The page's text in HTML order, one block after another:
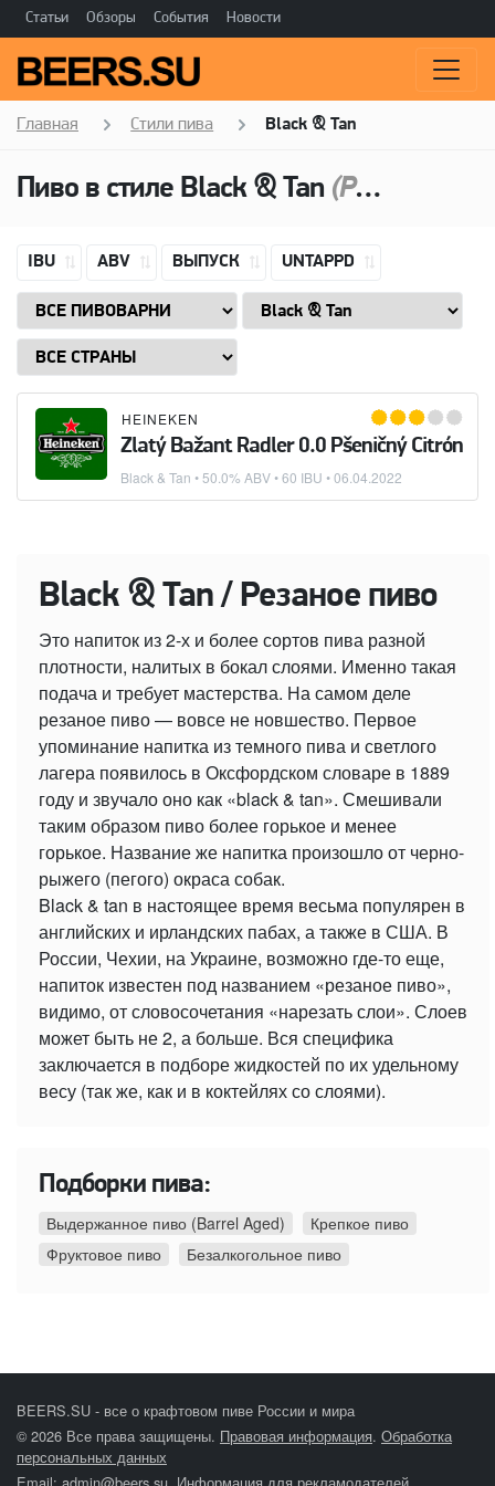
Статьи Обзоры События Новости
Главная Стили пива Black & Tan
Пиво в стиле Black & Tan (Резаное пиво)
IBU ABV ВЫПУСК UNTAPPD
HEINEKEN
Zlatý Bažant Radler 0.0 Pšeničný Citrón
Black & Tan • 50.0% ABV • 60 IBU •06.04.2022
Black & Tan / Резаное пиво
Это напиток из 2-х и более сортов пива разной
плотности, налитых в бокал слоями. Именно такая
подача и требует мастерства. На самом деле
резаное пиво — вовсе не новшество. Первое
упоминание напитка из темного пива и светлого
лагера появилось в Оксфордском словаре в 1889
году и звучало оно как «black & tan». Смешивали
таким образом пиво более горькое и менее
горькое. Название же напитка произошло от черно-
рыжего (пегого) окраса собак.
Black & tan в настоящее время весьма популярен в
английских и ирландских пабах, а также в США. В
России, Чехии, на Украине, возможно где-то еще,
напиток известен под названием «резаное пиво»,
видимо, от словосочетания «нарезать слои». Слоев
может быть не 2, а больше. Вся специфика
заключается в подборе жидкостей по их удельному
весу (так же, как и в коктейлях со слоями).
Подборки пива:
Выдержанное пиво (Barrel Aged)
Крепкое пиво
Фруктовое пиво
Безалкогольное пиво
BEERS.SU - все о крафтовом пиве России и мира
© 2026 Все права защищены. Правовая информация. Обработка
персональных данных